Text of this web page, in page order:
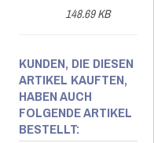
148.69 KB
KUNDEN, DIE DIESEN
ARTIKEL KAUFTEN,
HABEN AUCH
FOLGENDE ARTIKEL
BESTELLT: